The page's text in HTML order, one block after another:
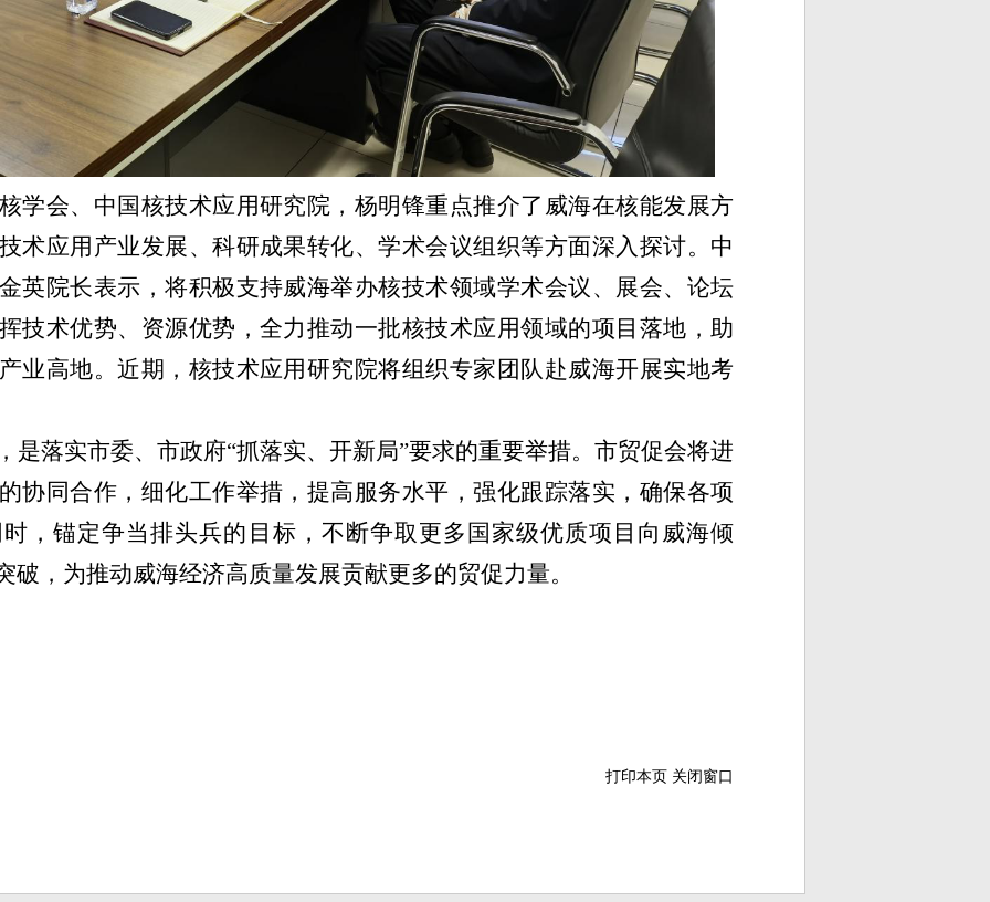
学会、 中国核技术应用研究院 ， 杨明锋重点推介了威海在核能发展方
术应用产业发展、科研成果转化、学术会议组织等方面深入探讨。中
英院长表示，将积极支持威海举办核技术领域学术会议、 展会、 论坛
技术优势、资源优势， 全力推动一批核技术应用领域的项目落地 ， 助
业高地。近期， 核技术应用研究院将组织专家团队赴威海开展实地考
是落实市委、市政府“抓落实、开新局”要求的重要举措。市贸促会将进
协同合作 ，细化工作举措，提高服务水平，强化跟踪落实，确保各项
，锚定争当排头兵的目标，不断争取更多 国家级优质项目向威海倾
破，为推动威海经济高质量发展贡献更多的贸促力量。
打印本页 关闭窗口